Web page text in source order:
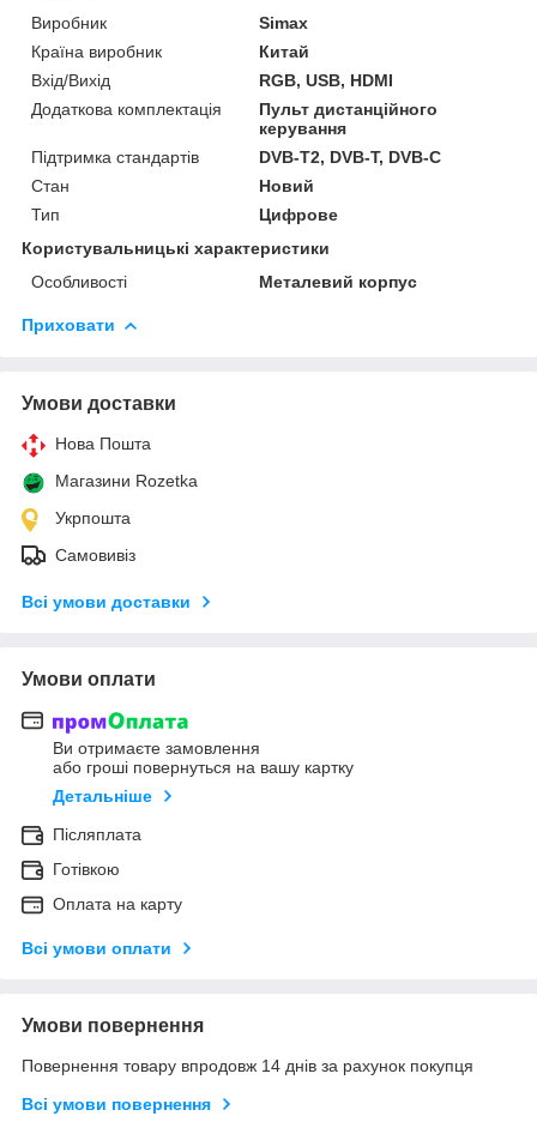
Виробник
Simax
Країна виробник
Китай
Вхід/Вихід
RGB, USB, HDMI
Додаткова комплектація
Пульт дистанційного
керування
Підтримка стандартів
DVB-T2, DVB-T, DVB-C
Стан
Новий
Тип
Цифрове
Користувальницькі характеристики
Особливості
Металевий корпус
Приховати
Умови доставки
Нова Пошта
Магазини Rozetka
Укрпошта
Самовивіз
Всі умови доставки
Умови оплати
Ви отримаєте замовлення
або гроші повернуться на вашу картку
Детальніше
Післяплата
Готівкою
Оплата на карту
Всі умови оплати
Умови повернення
Повернення товару впродовж 14 днів за рахунок покупця
Всі умови повернення